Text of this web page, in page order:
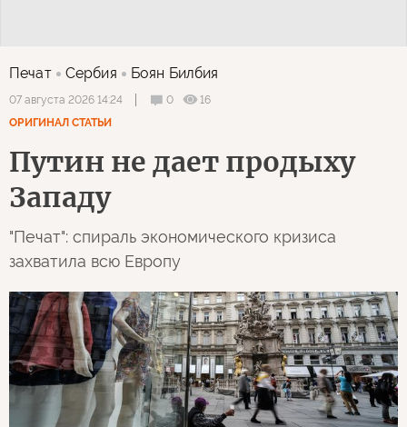
Печат Сербия Боян Билбия
07 августа 2026 14:24 0
16
ОРИГИНАЛ СТАТЬИ
Путин не дает продыху
Западу
"Печат": спираль экономического кризиса
захватила всю Европу